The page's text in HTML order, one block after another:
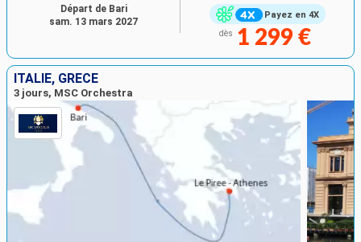
Payez en 4X
dès 1 299 €
Départ de Bari
sam. 13 mars 2027
ITALIE, GRÈCE
3 jours, MSC Orchestra